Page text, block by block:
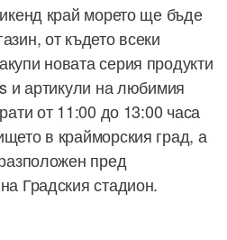
край морето ще бъде
от където всеки
новата серия продукти
и артикули на любимия
от 11:00 до 13:00 часа
в крайморския град, а
пред
Градския стадион.